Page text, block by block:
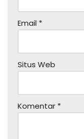
Email *
Situs Web
Komentar *